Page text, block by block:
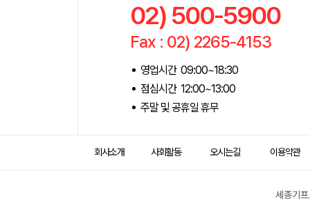
02) 500-5900
Fax : 02) 2265-4153
영업시간 09:00~18:30
점심시간 12:00~13:00
주말 및 공휴일 휴무
회사소개 사회활동 오시는길 이용약관
세종기